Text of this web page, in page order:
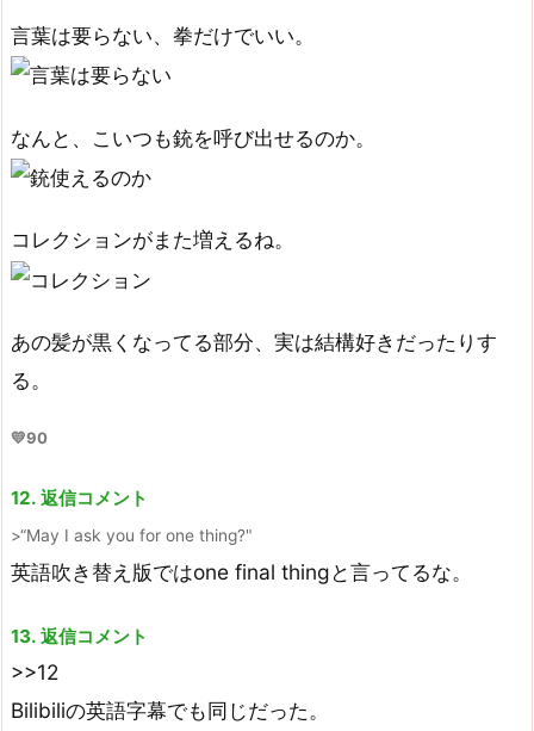
言葉は要らない、拳だけでいい。
なんと、こいつも銃を呼び出せるのか。
コレクションがまた増えるね。
あの髪が黒くなってる部分、実は結構好きだったりす
る。
💛90
12. 返信コメント
“May I ask you for one thing?"
英語吹き替え版ではone final thingと言ってるな。
13. 返信コメント
>>12
Bilibiliの英語字幕でも同じだった。